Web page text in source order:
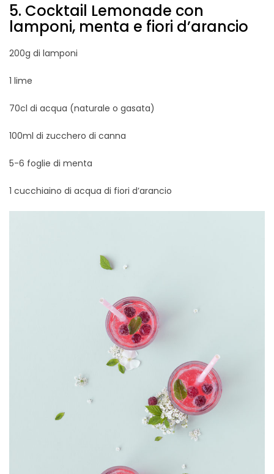
5. Cocktail Lemonade con
lamponi, menta e fiori d’arancio
200g di lamponi
1 lime
70cl di acqua (naturale o gasata)
100ml di zucchero di canna
5-6 foglie di menta
1 cucchiaino di acqua di fiori d’arancio